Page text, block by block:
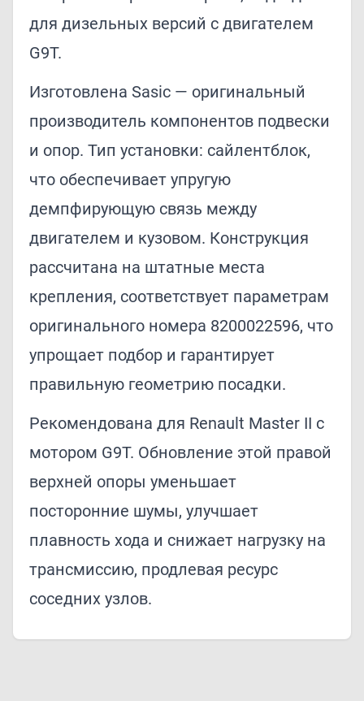
для дизельных версий с двигателем
G9T.
Изготовлена Sasic — оригинальный
производитель компонентов подвески
и опор. Тип установки: сайлентблок,
что обеспечивает упругую
демпфирующую связь между
двигателем и кузовом. Конструкция
рассчитана на штатные места
крепления, соответствует параметрам
оригинального номера 8200022596, что
упрощает подбор и гарантирует
правильную геометрию посадки.
Рекомендована для Renault Master II с
мотором G9T. Обновление этой правой
верхней опоры уменьшает
посторонние шумы, улучшает
плавность хода и снижает нагрузку на
трансмиссию, продлевая ресурс
соседних узлов.